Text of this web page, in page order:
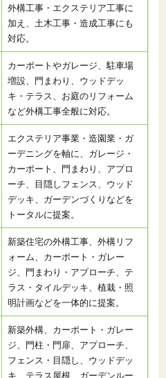
外構工事・エクステリア工事に
加え、土木工事・造成工事にも
対応。
カーポートやガレージ、駐車場
増設、門まわり、ウッドデッ
キ・テラス、お庭のリフォーム
など外構工事全般に対応。
エクステリア事業・造園業・ガ
ーデニングを軸に、ガレージ・
カーポート、門まわり、アプロ
ーチ、目隠しフェンス、ウッド
デッキ、ガーデンづくりなどを
トータルに提案。
新築住宅の外構工事、外構リフ
ォーム、カーポート・ガレー
ジ、門まわり・アプローチ、テ
ラス・タイルデッキ、植栽・照
明計画などを一体的に提案。
新築外構、カーポート・ガレー
ジ、門柱・門扉、アプローチ、
フェンス・目隠し、ウッドデッ
キ、テラス屋根、ガーデンルー